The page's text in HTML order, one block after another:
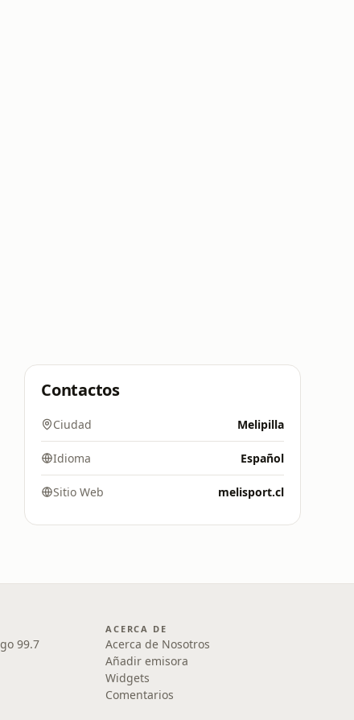
Contactos
Ciudad Melipilla
Idioma Español
Sitio Web melisport.cl
99.7
ACERCA DE
Acerca de Nosotros
Añadir emisora
Widgets
Comentarios